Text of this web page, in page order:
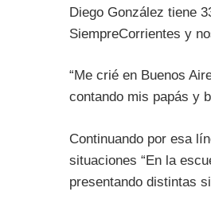
Diego González tiene
SiempreCorrientes y
“Me crié en Buenos
contando mis papás y
Continuando por esa
situaciones “En la
presentando distintas